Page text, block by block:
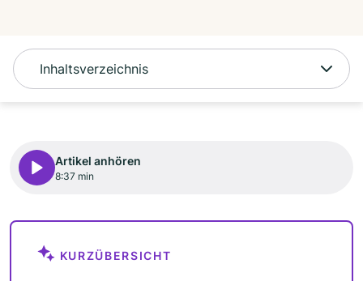
Inhaltsverzeichnis
Artikel anhören
8:37 min
KURZÜBERSICHT